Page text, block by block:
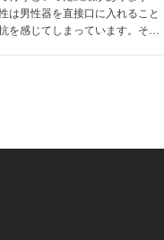
は男性器を直接口に入れること
を感じてしまっています。そん